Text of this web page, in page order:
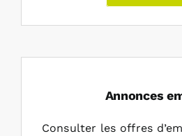
Annonces
Consulter les offres